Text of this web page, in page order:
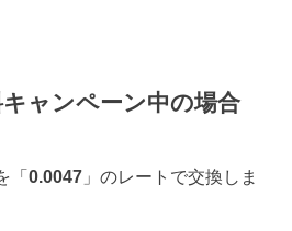
ャンペーン中の場合
「0.0047 」のレートで交換しま